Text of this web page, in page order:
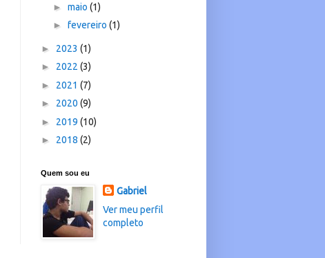
► maio (1)
► fevereiro (1)
► 2023 (1)
► 2022 (3)
► 2021 (7)
► 2020 (9)
► 2019 (10)
► 2018 (2)
Quem sou eu
Gabriel
Ver meu perfil
completo